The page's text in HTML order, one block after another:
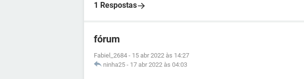
1 Respostas
fórum
Fabiel_2684 - 15 abr 2022 às 14:27
ninha25 - 17 abr 2022 às 04:03